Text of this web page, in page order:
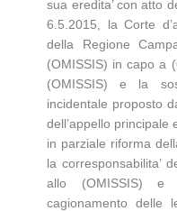
sua eredita’ con atto
6.5.2015, la Corte
della Regione
(OMISSIS) in capo a
(OMISSIS) e la
incidentale proposto
dell’appello
in parziale riforma
la corresponsabilita’
allo (OMISSIS) e
cagionamento delle